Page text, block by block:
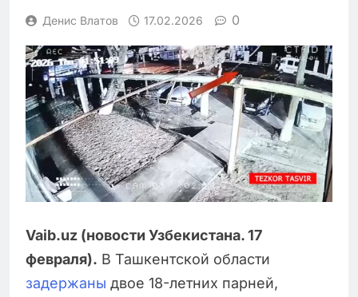
Денис Влатов 17.02.2026 0
Vaib.uz (новости Узбекистана. 17
февраля). В Ташкентской области
задержаны двое 18-летних парней,